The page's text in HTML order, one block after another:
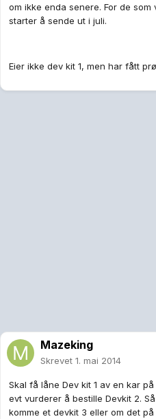
om ikke enda senere. For de
starter å sende ut i juli.
Eier ikke dev kit 1, men har fått
Mazeking
Skrevet 1. mai 2014
Skal få låne Dev kit 1 av en kar
evt vurderer å bestille Devkit 2.
komme et devkit 3 eller om det